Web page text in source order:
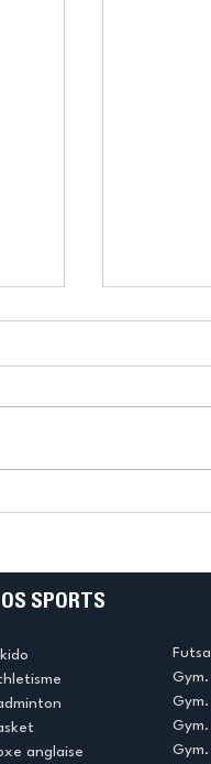
termine
SPORTS
anglaise